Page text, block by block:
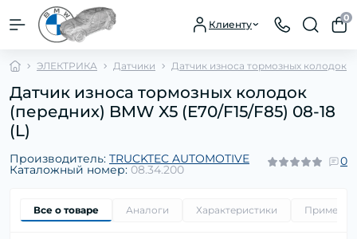
Клиенту
0
ЭЛЕКТРИКА Датчики Датчик износа тормозных колодок
Датчик износа тормозных колодок
(передних) BMW X5 (E70/F15/F85) 08-18
(L)
Производитель: TRUCKTEC AUTOMOTIVE
Каталожный номер: 08.34.200
0
Все о товаре Аналоги Характеристики